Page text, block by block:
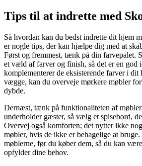
Tips til at indrette med
Så hvordan kan du bedst indrette dit hjem
er nogle tips, der kan hjælpe dig med at
Først og fremmest, tænk på din farvepalet.
et væld af farver og finish, så det er en god
komplementerer de eksisterende farver i
vægge, kan du overveje mørkere møbler
dybde.
Dernæst, tænk på funktionaliteten af
underholder gæster, så vælg et spisebord,
Overvej også komforten; det nytter ikke
møbler, hvis de ikke er behagelige at bruge.
møblerne, før du køber dem, så du kan
opfylder dine behov.